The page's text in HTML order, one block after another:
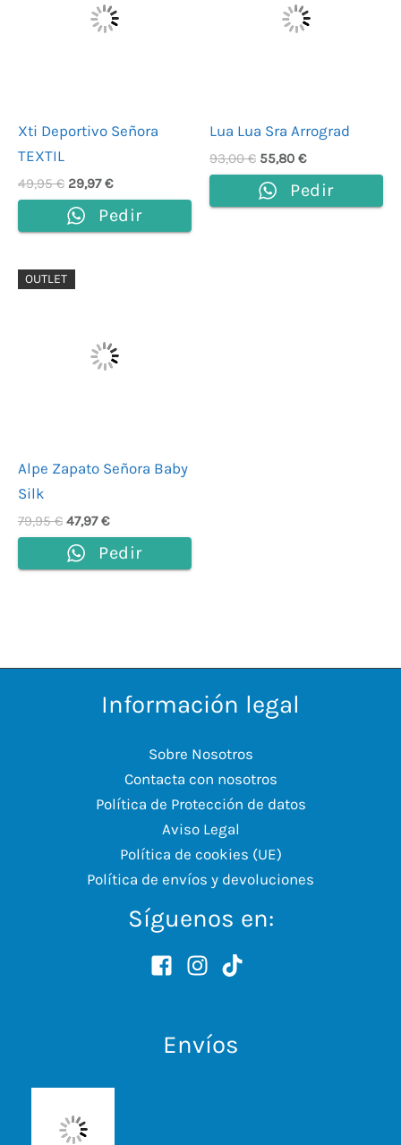
Xti Deportivo Señora
TEXTIL
49,95€
49,95 €.
29,97€
29,97 €.
Pedir
Lua Lua Sra Arrograd
93,00€
93,00 €.
55,80 €
55,80 €.
Pedir
OUTLET
Alpe Zapato Señora Baby
Silk
79,95€
El
precio
79,95 €.
47,97€
47,97 €.
Pedir
Información legal
Sobre Nosotros
Contacta con nosotros
Política de Protección de datos
Aviso Legal
Política de cookies (UE)
Política de envíos y devoluciones
Síguenos en:
Envíos